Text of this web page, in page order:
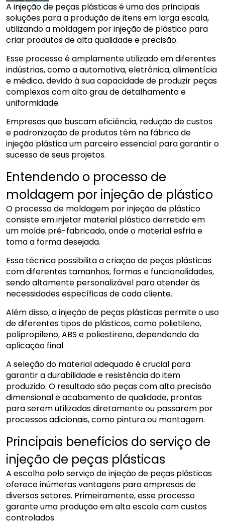
A injeção de peças plásticas é uma das principais
soluções para a produção de itens em larga escala,
utilizando a moldagem por injeção de plástico para
criar produtos de alta qualidade e precisão.
Esse processo é amplamente utilizado em diferentes
indústrias, como a automotiva, eletrônica, alimentícia
e médica, devido à sua capacidade de produzir peças
complexas com alto grau de detalhamento e
uniformidade.
Empresas que buscam eficiência, redução de custos
e padronização de produtos têm na fábrica de
injeção plástica um parceiro essencial para garantir o
sucesso de seus projetos.
Entendendo o processo de
moldagem por injeção de plástico
O processo de moldagem por injeção de plástico
consiste em injetar material plástico derretido em
um molde pré-fabricado, onde o material esfria e
toma a forma desejada.
Essa técnica possibilita a criação de peças plásticas
com diferentes tamanhos, formas e funcionalidades,
sendo altamente personalizável para atender às
necessidades específicas de cada cliente.
Além disso, a injeção de peças plásticas permite o uso
de diferentes tipos de plásticos, como polietileno,
polipropileno, ABS e poliestireno, dependendo da
aplicação final.
A seleção do material adequado é crucial para
garantir a durabilidade e resistência do item
produzido. O resultado são peças com alta precisão
dimensional e acabamento de qualidade, prontas
para serem utilizadas diretamente ou passarem por
processos adicionais, como pintura ou montagem.
Principais benefícios do serviço de
injeção de peças plásticas
A escolha pelo serviço de injeção de peças plásticas
oferece inúmeras vantagens para empresas de
diversos setores. Primeiramente, esse processo
garante uma produção em alta escala com custos
controlados.